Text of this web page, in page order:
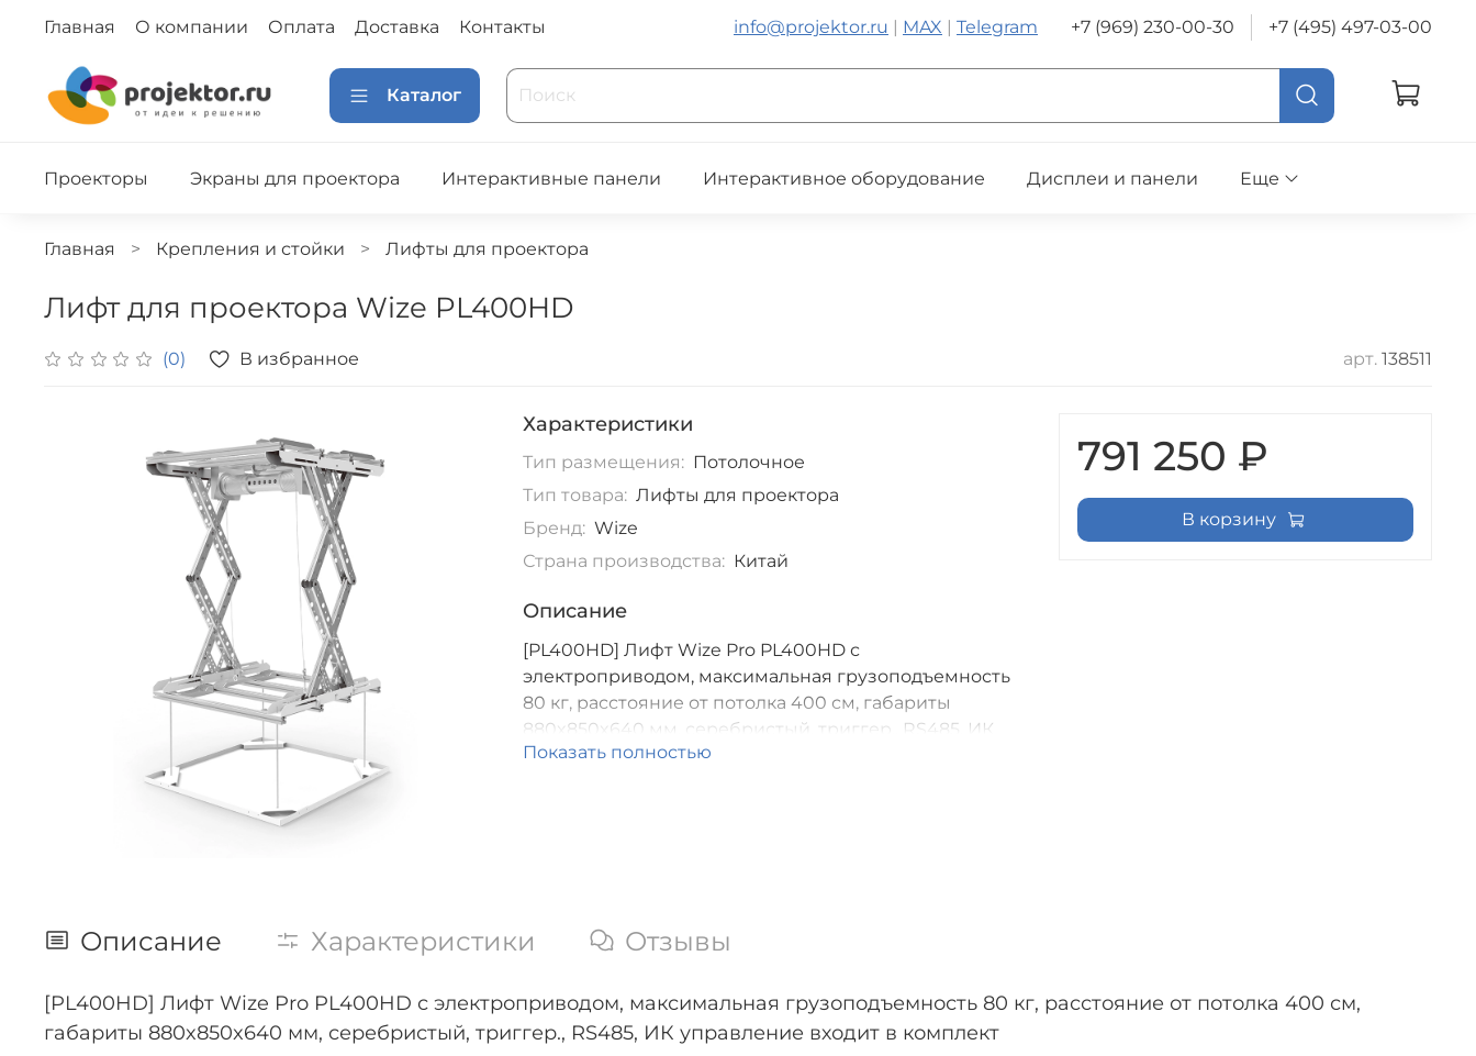
Главная О компании Оплата Доставка Контакты info@projektor.ru MAX Telegram +7 (969) 230-00-30 +7 (495) 497-03-00
Каталог
Проекторы Экраны для проектора Интерактивные панели Интерактивное оборудование Дисплеи и панели Еще
Главная Крепления и стойки Лифты для проектора
Лифт для проектора Wize PL400HD
(0) В избранное арт. 138511
Характеристики
Тип размещения: Потолочное
Тип товара: Лифты для проектора
Бренд: Wize
Страна производства: Китай
Описание
[PL400HD] Лифт Wize Pro PL400HD с
электроприводом, максимальная грузоподъемность
80 кг, расстояние от потолка 400 см, габариты
880x850x640 мм, серебристый, триггер., RS485, ИК
управление входит в комплект
Показать полностью
791 250 ₽
В корзину
Описание Характеристики Отзывы
[PL400HD] Лифт Wize Pro PL400HD с электроприводом, максимальная грузоподъемность 80 кг, расстояние от потолка 400 см,
габариты 880x850x640 мм, серебристый, триггер., RS485, ИК управление входит в комплект